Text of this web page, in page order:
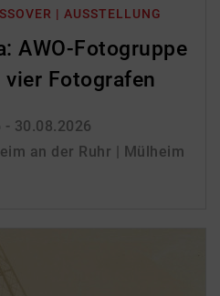
| AUSSTELLUNG
AWO-Fotogruppe
Fotografen
- 30.08.2026
an der Ruhr | Mülheim